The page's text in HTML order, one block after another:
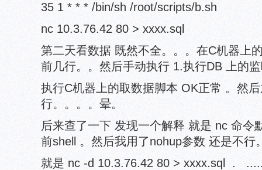
35 1 * * * /bin/sh /root/scripts/b.sh
nc 10.3.76.42 80 > xxxx.sql
第二天看数据 既然不全。。。在C机器上
前几行。。然后手动执行 1.执行DB 上的
执行C机器上的取数据脚本 OK正常 。然
行。。。。晕。
后来查了一下 发现一个解释 就是 nc 命令
前shell 。然后我用了nohup参数 还是不行
就是 nc -d 10.3.76.42 80 > xxxx.sql .